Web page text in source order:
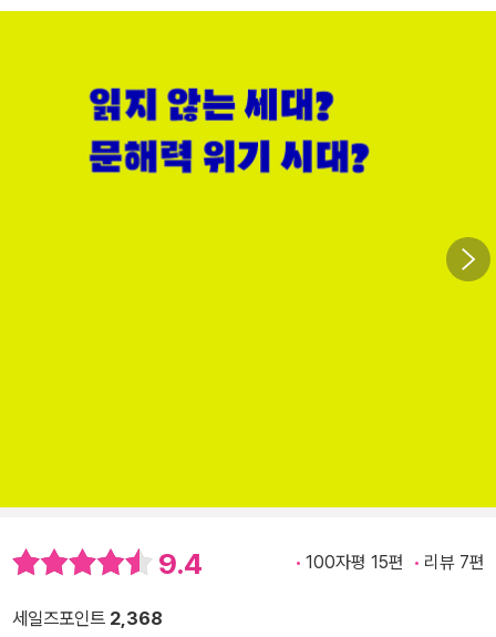
9.4 100자평 15편 리뷰 7편
세일즈포인트 2,368